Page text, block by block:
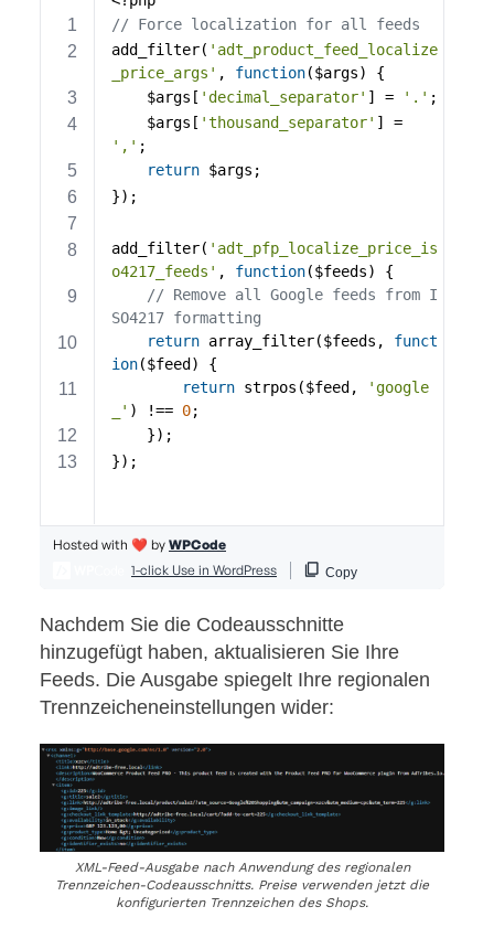
Nachdem Sie die Codeausschnitte
hinzugefügt haben, aktualisieren Sie Ihre
Feeds. Die Ausgabe spiegelt Ihre regionalen
Trennzeicheneinstellungen wider:
XML-Feed-Ausgabe nach Anwendung des regionalen
Trennzeichen-Codeausschnitts. Preise verwenden jetzt die
konfigurierten Trennzeichen des Shops.